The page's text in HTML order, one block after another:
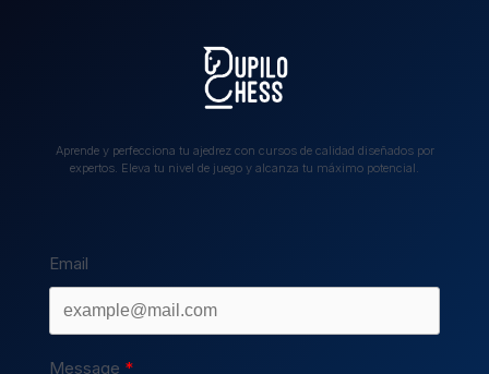
Aprende y perfecciona tu ajedrez con cursos de calidad diseñados por
expertos. Eleva tu nivel de juego y alcanza tu máximo potencial.
Email
Message